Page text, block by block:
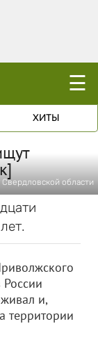
☰
ХИТЫ
области
и,
территории